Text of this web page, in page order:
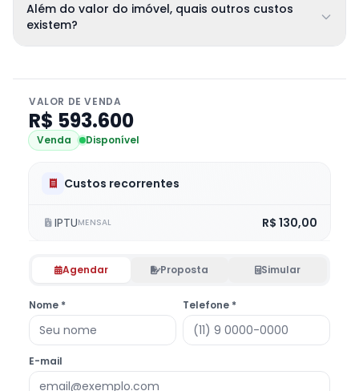
Além do valor do imóvel, quais outros custos
existem?
VALOR DE VENDA
R$ 593.600
Venda Disponível
Custos recorrentes
IPTUMENSAL R$ 130,00
Agendar Proposta Simular
Nome * Telefone *
E-mail